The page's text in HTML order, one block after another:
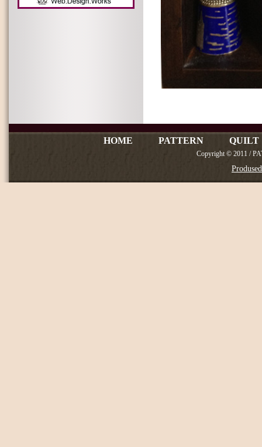
HOME PATTERN QUILT
Copyright © 2011 /